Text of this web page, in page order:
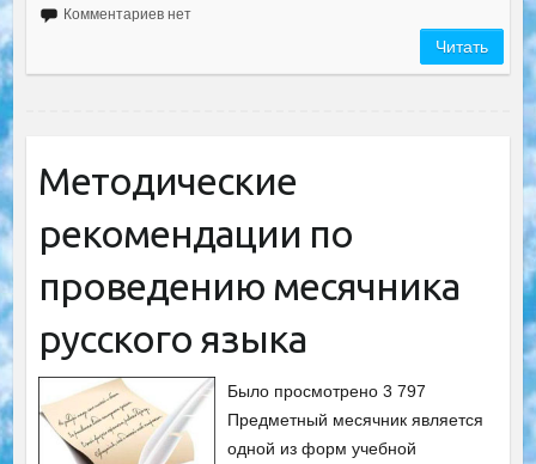
Комментариев нет
Читать
Методические
рекомендации по
проведению месячника
русского языка
Было просмотрено 3 797
Предметный месячник является
одной из форм учебной